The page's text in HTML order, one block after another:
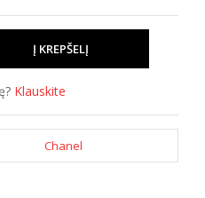
Klauskite
Chanel